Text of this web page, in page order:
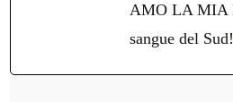
AMO LA MIA
sangue del Sud!